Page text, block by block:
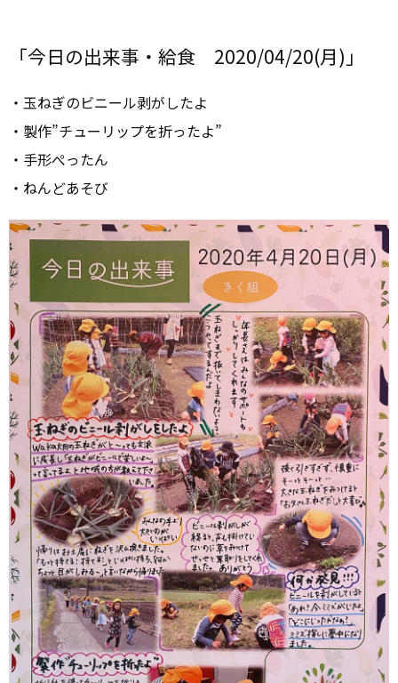
「今日の出来事・給食 2020/04/20(月)」
・玉ねぎのビニール剥がしたよ
・製作”チューリップを折ったよ”
・手形ぺったん
・ねんどあそび